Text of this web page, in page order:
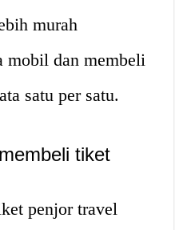
murah
mobil dan membeli
satu per satu.
tiket
penjor travel